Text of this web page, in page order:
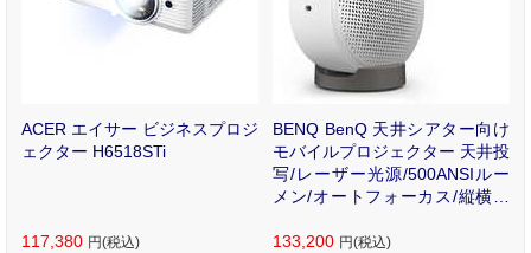
ACER エイサー ビジネスプロジ
ェクター H6518STi
117,380 円(税込)
BENQ BenQ 天井シアター向け
モバイルプロジェクター 天井投
写/レーザー光源/500ANSIルー
メン/オートフォーカス/縦横回
P
133,200 円(税込)